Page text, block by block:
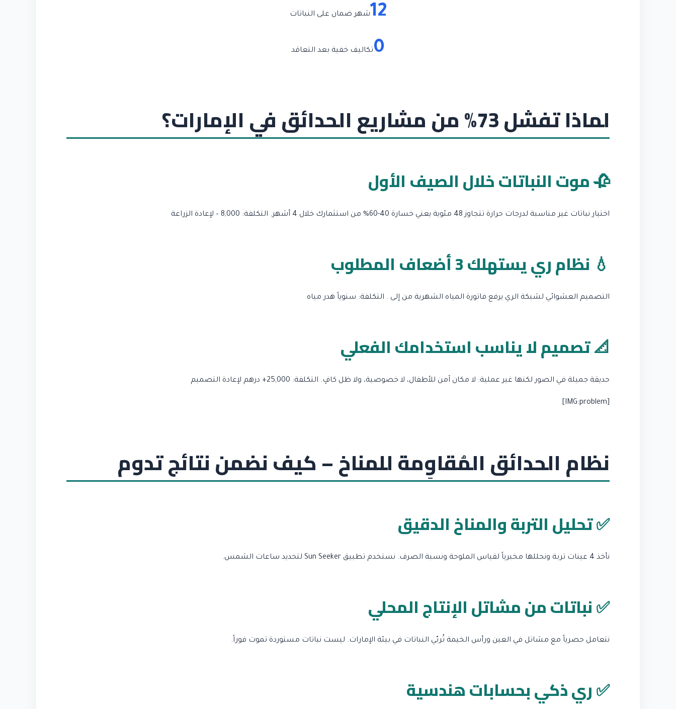
12شهر ضمان على النباتات
0تكاليف خفية بعد التعاقد
لماذا تفشل 73% من مشاريع الحدائق في الإمارات؟
🥀 موت النباتات خلال الصيف الأول
اختيار نباتات غير مناسبة لدرجات حرارة تتجاوز 48 مئوية يعني خسارة 40-60% من استثمارك خلال 4 أشهر. التكلفة: 8,000 – لإعادة الزراعة
💧 نظام ري يستهلك 3 أضعاف المطلوب
التصميم العشوائي لشبكة الري يرفع فاتورة المياه الشهرية من إلى . التكلفة: سنوياً هدر مياه
📐 تصميم لا يناسب استخدامك الفعلي
حديقة جميلة في الصور لكنها غير عملية: لا مكان آمن للأطفال، لا خصوصية، ولا ظل كافٍ. التكلفة: 25,000+ درهم لإعادة التصميم
[IMG:problem]
نظام الحدائق المُقاوِمة للمناخ – كيف نضمن نتائج تدوم
✅ تحليل التربة والمناخ الدقيق
نأخذ 4 عينات تربة ونحللها مخبرياً لقياس الملوحة ونسبة الصرف. نستخدم تطبيق Sun Seeker لتحديد ساعات الشمس.
✅ نباتات من مشاتل الإنتاج المحلي
نتعامل حصرياً مع مشاتل في العين ورأس الخيمة تُربّي النباتات في بيئة الإمارات. ليست نباتات مستوردة تموت فوراً.
✅ ري ذكي بحسابات هندسية